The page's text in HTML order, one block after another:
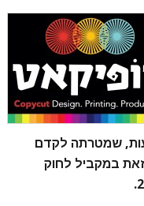
שמטרתה לקדם
זאת במקביל לחוק